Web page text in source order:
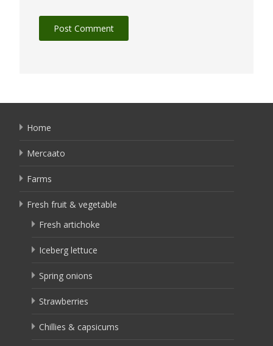
Home
Mercaato
Farms
Fresh fruit & vegetable
Fresh artichoke
Iceberg lettuce
Spring onions
Strawberries
Chillies & capsicums